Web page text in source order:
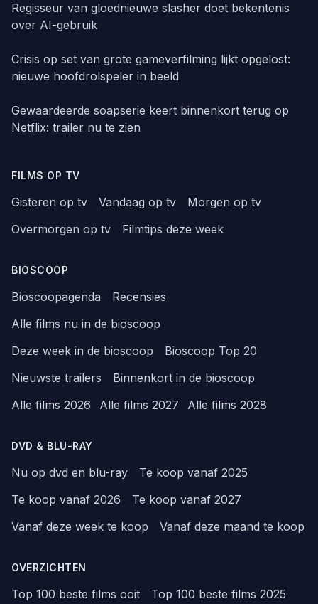
Regisseur van gloednieuwe slasher doet bekentenis
over AI-gebruik
Crisis op set van grote gameverfilming lijkt opgelost:
nieuwe hoofdrolspeler in beeld
Gewaardeerde soapserie keert binnenkort terug op
Netflix: trailer nu te zien
FILMS OP TV
Gisteren op tv Vandaag op tv
Morgen op tv
Overmorgen op tv
Filmtips deze week
BIOSCOOP
Bioscoopagenda
Recensies
Alle films nu in de bioscoop
Deze week in de bioscoop
Bioscoop Top 20
Nieuwste trailers
Binnenkort in de bioscoop
Alle films 2026
Alle films 2027 Alle films 2028
DVD & BLU-RAY
Nu op dvd en blu-ray
Te koop vanaf 2025
Te koop vanaf 2026
Te koop vanaf 2027
Vanaf deze week te koop
Vanaf deze maand te koop
OVERZICHTEN
Top 100 beste films ooit
Top 100 beste films 2025